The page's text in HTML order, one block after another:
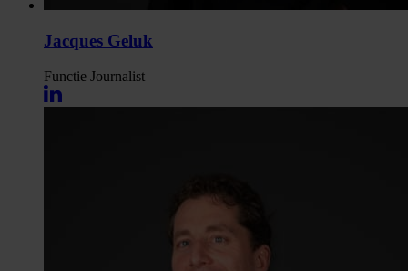
Jacques Geluk
Functie Journalist